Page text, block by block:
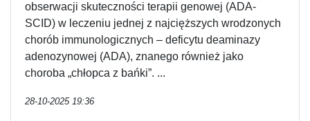
obserwacji skuteczności terapii genowej (ADA-
SCID) w leczeniu jednej z najcięższych wrodzonych
chorób immunologicznych – deficytu deaminazy
adenozynowej (ADA), znanego również jako
choroba „chłopca z bańki”. ...
28-10-2025 19:36